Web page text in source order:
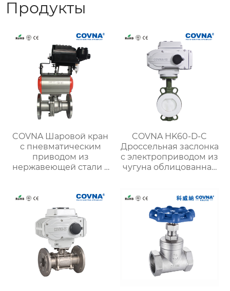
Продукты
COVNA Шаровой кран
с пневматическим
приводом из
нержавеющей стали с
COVNA HK60-D-C
Дроссельная заслонка
с электроприводом из
чугуна облицованная